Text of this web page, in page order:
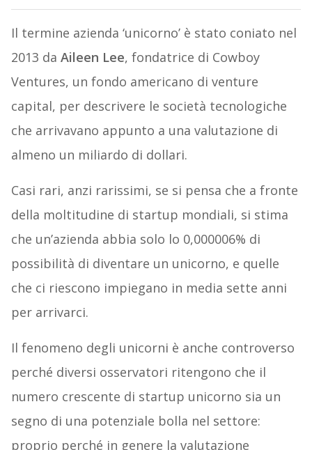
Il termine azienda ‘unicorno’ è stato coniato nel
2013 da Aileen Lee, fondatrice di Cowboy
Ventures, un fondo americano di venture
capital, per descrivere le società tecnologiche
che arrivavano appunto a una valutazione di
almeno un miliardo di dollari.
Casi rari, anzi rarissimi, se si pensa che a fronte
della moltitudine di startup mondiali, si stima
che un’azienda abbia solo lo 0,000006% di
possibilità di diventare un unicorno, e quelle
che ci riescono impiegano in media sette anni
per arrivarci.
Il fenomeno degli unicorni è anche controverso
perché diversi osservatori ritengono che il
numero crescente di startup unicorno sia un
segno di una potenziale bolla nel settore:
proprio perché in genere la valutazione